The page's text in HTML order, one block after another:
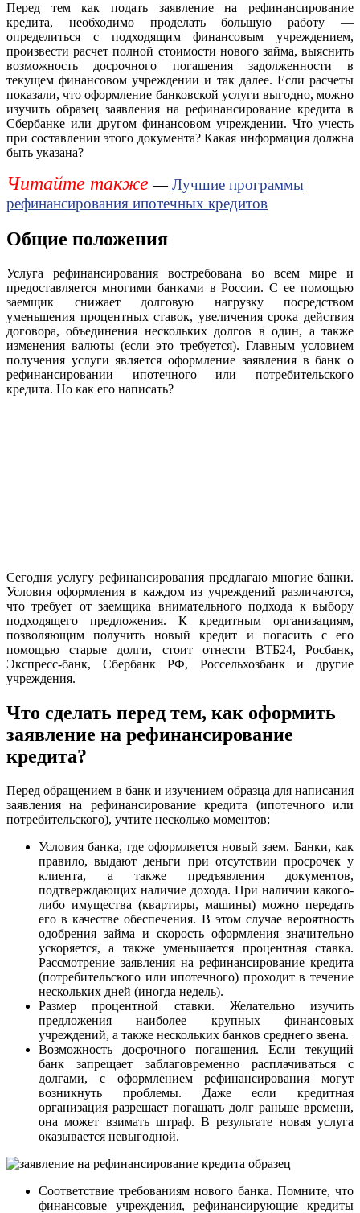
Перед тем как подать заявление на рефинансирование
кредита, необходимо проделать большую работу —
определиться с подходящим финансовым учреждением,
произвести расчет полной стоимости нового займа, выяснить
возможность досрочного погашения задолженности в
текущем финансовом учреждении и так далее. Если расчеты
показали, что оформление банковской услуги выгодно, можно
изучить образец заявления на рефинансирование кредита в
Сбербанке или другом финансовом учреждении. Что учесть
при составлении этого документа? Какая информация должна
быть указана?
Читайте также —Лучшие программы
рефинансирования ипотечных кредитов
Общие положения
Услуга рефинансирования востребована во всем мире и
предоставляется многими банками в России. С ее помощью
заемщик снижает долговую нагрузку посредством
уменьшения процентных ставок, увеличения срока действия
договора, объединения нескольких долгов в один, а также
изменения валюты (если это требуется). Главным условием
получения услуги является оформление заявления в банк о
рефинансировании ипотечного или потребительского
кредита. Но как его написать?
Сегодня услугу рефинансирования предлагаю многие банки.
Условия оформления в каждом из учреждений различаются,
что требует от заемщика внимательного подхода к выбору
подходящего предложения. К кредитным организациям,
позволяющим получить новый кредит и погасить с его
помощью старые долги, стоит отнести ВТБ24, Росбанк,
Экспресс-банк, Сбербанк РФ, Россельхозбанк и другие
учреждения.
Что сделать перед тем, как оформить
заявление на рефинансирование
кредита?
Перед обращением в банк и изучением образца для написания
заявления на рефинансирование кредита (ипотечного или
потребительского), учтите несколько моментов:
Условия банка, где оформляется новый заем. Банки, как
правило, выдают деньги при отсутствии просрочек у
клиента, а также предъявления документов,
подтверждающих наличие дохода. При наличии какого-
либо имущества (квартиры, машины) можно передать
его в качестве обеспечения. В этом случае вероятность
одобрения займа и скорость оформления значительно
ускоряется, а также уменьшается процентная ставка.
Рассмотрение заявления на рефинансирование кредита
(потребительского или ипотечного) проходит в течение
нескольких дней (иногда недель).
Размер процентной ставки. Желательно изучить
предложения наиболее крупных финансовых
учреждений, а также нескольких банков среднего звена.
Возможность досрочного погашения. Если текущий
банк запрещает заблаговременно расплачиваться с
долгами, с оформлением рефинансирования могут
возникнуть проблемы. Даже если кредитная
организация разрешает погашать долг раньше времени,
она может взимать штраф. В результате новая услуга
оказывается невыгодной.
Соответствие требованиям нового банка. Помните, что
финансовые учреждения, рефинансирующие кредиты